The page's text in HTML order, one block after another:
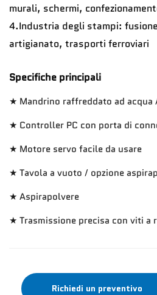
murali, schermi,
4.Industria degli stampi:
artigianato, trasporti ferroviari
Specifiche principali
★ Mandrino raffreddato ad acqua
★ Controller PC con porta di
★ Motore servo facile da usare
★ Tavola a vuoto / opzione
★ Aspirapolvere
★ Trasmissione precisa con viti a
Richiedi un preventivo